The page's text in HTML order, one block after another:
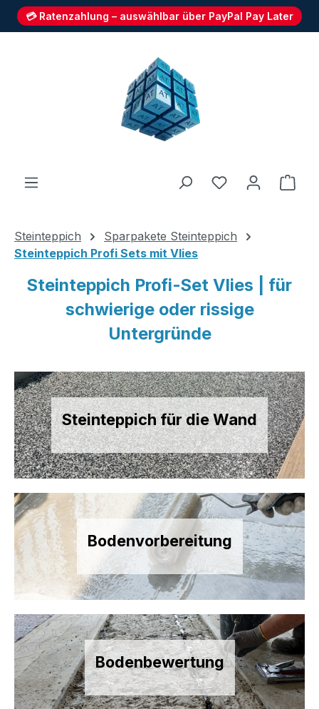
💳 Ratenzahlung – auswählbar über PayPal Pay Later
Du hast 0
Steinteppich
Sparpakete Steinteppich
Steinteppich Profi Sets mit Vlies
Steinteppich Profi-Set Vlies | für
schwierige oder rissige
Untergründe
Steinteppich für die Wand
Bodenvorbereitung
Bodenbewertung